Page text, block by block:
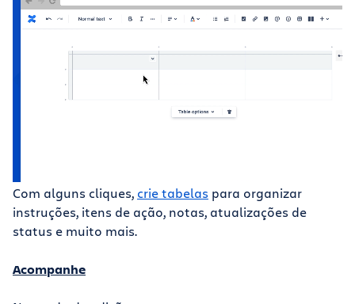
Com alguns cliques, crie tabelas para organizar
instruções, itens de ação, notas, atualizações de
status e muito mais.
Acompanhe